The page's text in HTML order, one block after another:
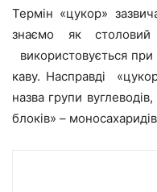
Термін «цукор»
знаємо як
використовується
каву. Насправді
назва групи
блоків» –